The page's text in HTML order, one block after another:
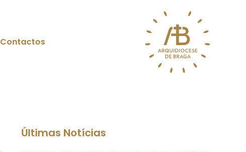
Contactos
Últimas Notícias